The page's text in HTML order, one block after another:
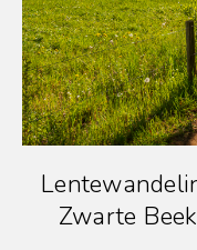
Zwarte